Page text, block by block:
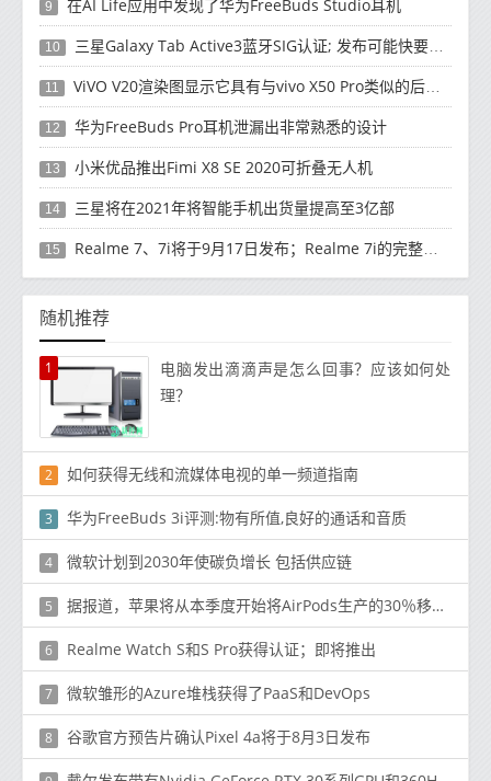
9 在AI Life应用中发现了华为FreeBuds Studio耳机
10 三星Galaxy Tab Active3蓝牙SIG认证; 发布可能快要结束了
11 ViVO V20渲染图显示它具有与vivo X50 Pro类似的后部设计
12 华为FreeBuds Pro耳机泄漏出非常熟悉的设计
13 小米优品推出Fimi X8 SE 2020可折叠无人机
14 三星将在2021年将智能手机出货量提高至3亿部
15 Realme 7、7i将于9月17日发布；Realme 7i的完整规格并导致泄漏
随机推荐
1
电脑发出滴滴声是怎么回事？应该如何处
理？
2 如何获得无线和流媒体电视的单一频道指南
3 华为FreeBuds 3i评测:物有所值,良好的通话和音质
4 微软计划到2030年使碳负增长 包括供应链
5 据报道，苹果将从本季度开始将AirPods生产的30％移至越南
6 Realme Watch S和S Pro获得认证；即将推出
7 微软雏形的Azure堆栈获得了PaaS和DevOps
8 谷歌官方预告片确认Pixel 4a将于8月3日发布